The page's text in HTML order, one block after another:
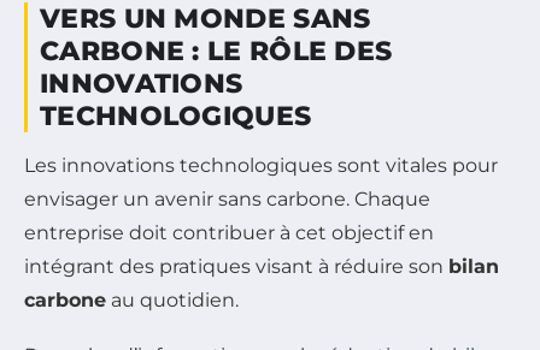
VERS UN MONDE SANS
CARBONE : LE RÔLE DES
INNOVATIONS
TECHNOLOGIQUES
Les innovations technologiques sont vitales pour
envisager un avenir sans carbone. Chaque
entreprise doit contribuer à cet objectif en
intégrant des pratiques visant à réduire son bilan
carbone au quotidien.